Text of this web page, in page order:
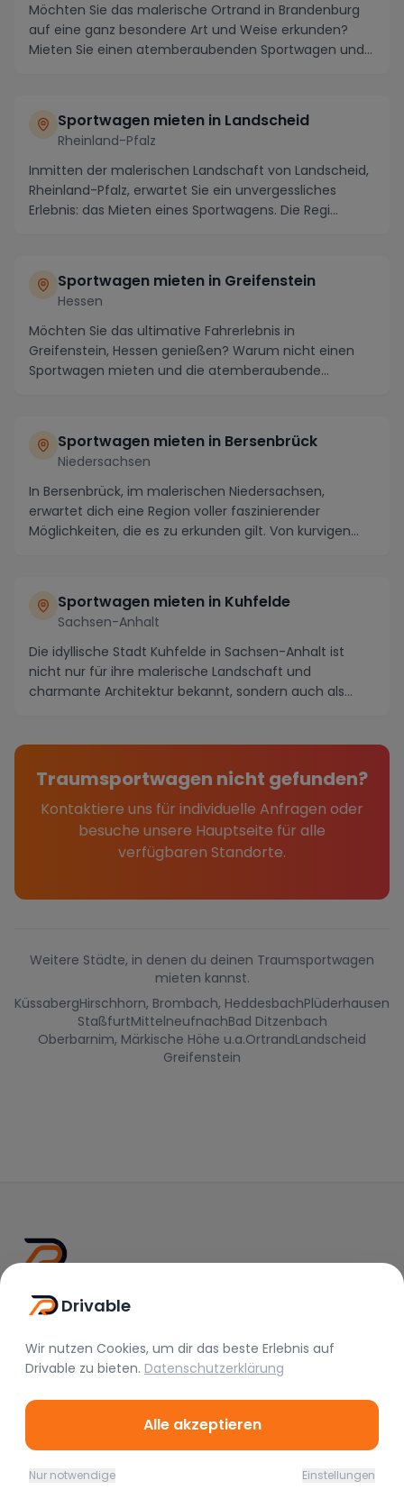
Möchten Sie das malerische Ortrand in Brandenburg
auf eine ganz besondere Art und Weise erkunden?
Mieten Sie einen atemberaubenden Sportwagen und
Sportwagen mieten in Landscheid
Rheinland-Pfalz
Inmitten der malerischen Landschaft von Landscheid,
Rheinland-Pfalz, erwartet Sie ein unvergessliches
Erlebnis: das Mieten eines Sportwagens. Die Regi...
Sportwagen mieten in Greifenstein
Hessen
Möchten Sie das ultimative Fahrerlebnis in
Greifenstein, Hessen genießen? Warum nicht einen
Sportwagen mieten und die atemberaubende
Sportwagen mieten in Bersenbrück
Niedersachsen
In Bersenbrück, im malerischen Niedersachsen,
erwartet dich eine Region voller faszinierender
Möglichkeiten, die es zu erkunden gilt. Von kurvigen
Sportwagen mieten in Kuhfelde
Sachsen-Anhalt
Die idyllische Stadt Kuhfelde in Sachsen-Anhalt ist
nicht nur für ihre malerische Landschaft und
charmante Architektur bekannt, sondern auch als
Traumsportwagen nicht gefunden?
Kontaktiere uns für individuelle Anfragen oder
besuche unsere Hauptseite für alle
verfügbaren Standorte.
Weitere Städte, in denen du deinen Traumsportwagen
mieten kannst.
KüssabergHirschhorn, Brombach, HeddesbachPlüderhausen
StaßfurtMittelneufnachBad Ditzenbach
Oberbarnim, Märkische Höhe u.a.OrtrandLandscheid
Greifenstein
Drivable
Rent A Feeling
Nützliche Links
Vermieter werden
Instagram
TikTok
Drivable
Wir nutzen Cookies, um dir das beste Erlebnis auf
Drivable zu bieten. Datenschutzerklärung
Alle akzeptieren
Nur notwendige Einstellungen